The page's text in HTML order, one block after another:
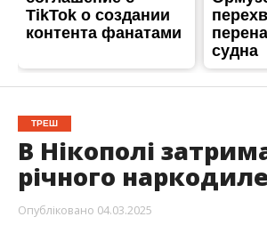
ТРЕШ
В Нікополі
річного
Опубліковано 04.03.2025